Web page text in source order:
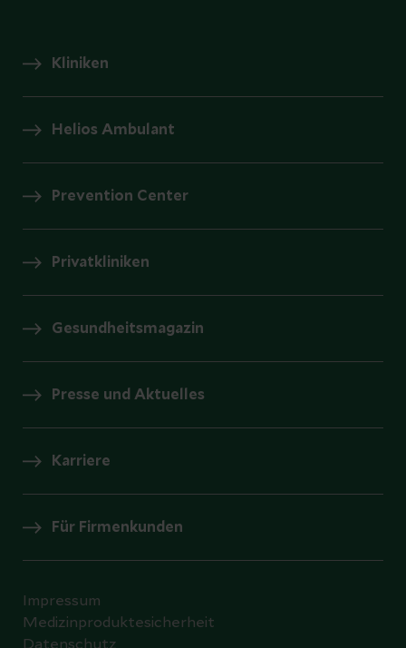
Kliniken
Helios Ambulant
Prevention Center
Privatkliniken
Gesundheitsmagazin
Presse und Aktuelles
Karriere
Für Firmenkunden
Impressum
Medizinproduktesicherheit
Datenschutz